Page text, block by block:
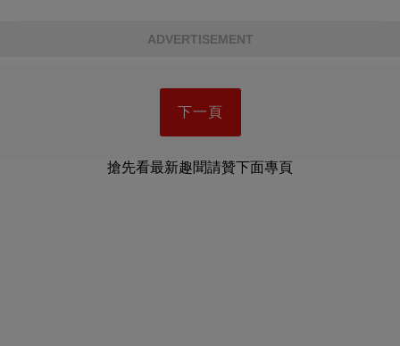
ADVERTISEMENT
下一頁
搶先看最新趣聞請贊下面專頁